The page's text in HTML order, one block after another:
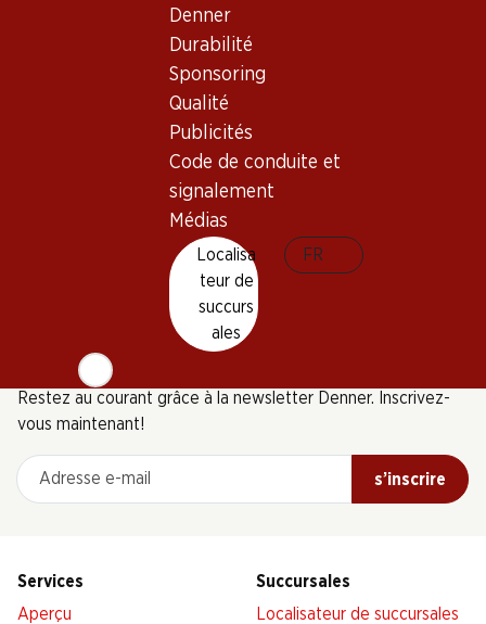
Denner
Durabilité
Sponsoring
Qualité
Publicités
Code de conduite et
signalement
Médias
Localisa
teur de
succurs
ales
FR
6 produits
Haut de la page
Newsletter
Restez au courant grâce à la newsletter Denner. Inscrivez-
vous maintenant!
Adresse e-mail
s’inscrire
Services
Aperçu
Succursales
Localisateur de succursales